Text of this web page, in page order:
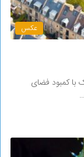
عکس
با کمبود فضای